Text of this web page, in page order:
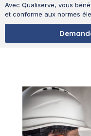
Avec Qualiserve, vous
et conforme aux normes